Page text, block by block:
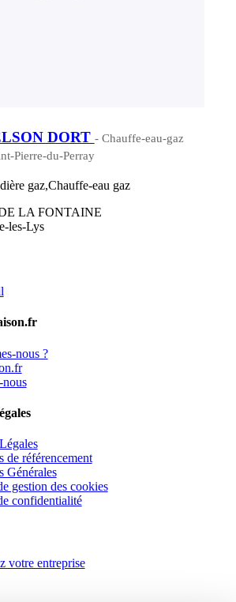
DORT - Chauffe-eau-gaz
Pierre-du-Perray
gaz,Chauffe-eau gaz
LA FONTAINE
les-Lys
nous ?
nous
de référencement
Générales
gestion des cookies
confidentialité
votre entreprise